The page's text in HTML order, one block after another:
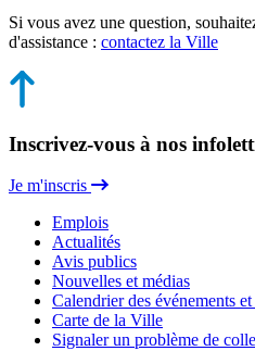
Si vous avez une question,
d'assistance : contactez la Ville
Inscrivez-vous à nos
Je m'inscris
Emplois
Actualités
Avis publics
Nouvelles et médias
Calendrier des événements
Carte de la Ville
Signaler un problème de